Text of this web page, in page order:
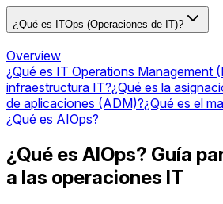
¿Qué es ITOps (Operaciones de IT)?
Overview
¿Qué es IT Operations Management
infraestructura IT?¿Qué es la
de aplicaciones (ADM)?¿Qué es el
¿Qué es AIOps?
¿Qué es AIOps? Guía
a las operaciones IT